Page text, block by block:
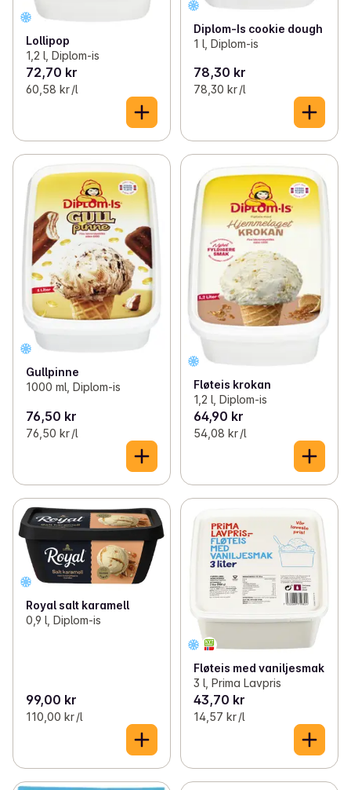
Lollipop
1,2 l, Diplom-is
72,70 kr
60,58 kr /l
Diplom-Is cookie dough
1 l, Diplom-is
78,30 kr
78,30 kr /l
Gullpinne
1000 ml, Diplom-is
76,50 kr
76,50 kr /l
Fløteis krokan
1,2 l, Diplom-is
64,90 kr
54,08 kr /l
Royal salt karamell
0,9 l, Diplom-is
99,00 kr
110,00 kr /l
Fløteis med vaniljesmak
3 l, Prima Lavpris
43,70 kr
14,57 kr /l